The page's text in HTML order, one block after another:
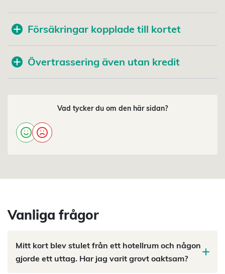
Försäkringar kopplade till kortet
Övertrassering även utan kredit
Vad tycker du om den här sidan?
Vanliga frågor
Mitt kort blev stulet från ett hotellrum och någon
gjorde ett uttag. Har jag varit grovt oaktsam?